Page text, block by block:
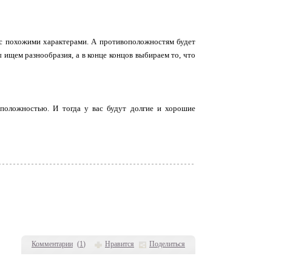
Комментарии (1) Нравится Поделиться
характерами. А противоположностям будет
разнообразия, а в конце концов выбираем то, что
И тогда у вас будут долгие и хорошие